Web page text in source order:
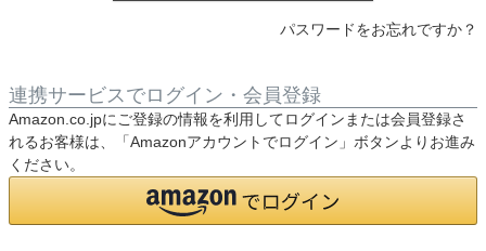
パスワードをお忘れですか？
連携サービスでログイン・会員登録
Amazon.co.jpにご登録の情報を利用してログインまたは会員登録さ
れるお客様は、「Amazonアカウントでログイン」ボタンよりお進み
ください。